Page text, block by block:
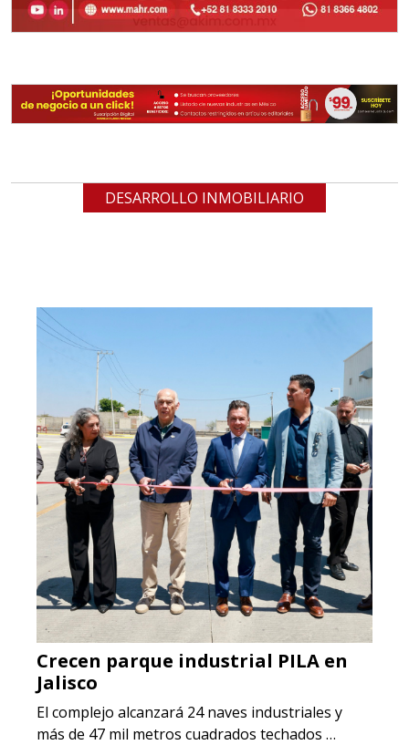
DESARROLLO INMOBILIARIO
Crecen parque industrial PILA en
Jalisco
El complejo alcanzará 24 naves industriales y
más de 47 mil metros cuadrados techados …